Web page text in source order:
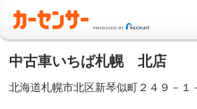
中古車いちば札幌 北店
北海道札幌市北区新琴似町２４９－１